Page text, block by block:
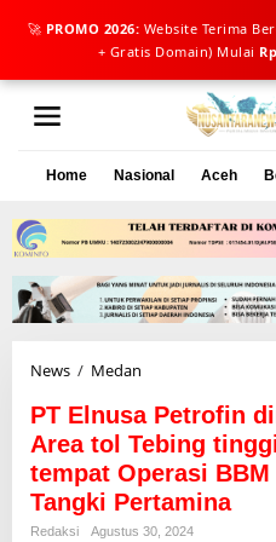
🚀 PROMO 2026: Website Terima
+ Gratis Domain) Mulai
L
Home Nasional Aceh
News / Medan
E
l
u
s
a
PT Elnusa Petrofin
Area tol Tebing
tempat Operasi
Tangki Pertamina
Redaksi
Agustus 30, 2024